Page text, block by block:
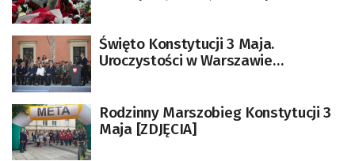
Święto Konstytucji 3 Maja.
Uroczystości w Warszawie
Rodzinny Marszobieg Konstytucji 3
Maja [ZDJĘCIA]